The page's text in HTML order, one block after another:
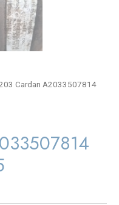
Cardan A2033507814